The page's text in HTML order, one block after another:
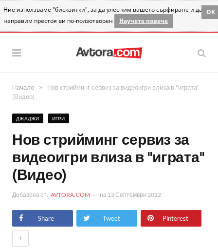
Ние използваме "бисквитки", за да улесним вашето сърфиране и да
направим престоя ви по-ползотворен
Научете повече
OK
Начало »
Нов стрийминг сервиз за видеоигри влиза в "играта"
(Видео)
ДЖАДЖИ ИГРИ
Нов стрийминг сервиз за
видеоигри влиза в "играта"
(Видео)
Добавена от: AVTORA.COM на 15 Септември 2012
Share Tweet Pinterest
+